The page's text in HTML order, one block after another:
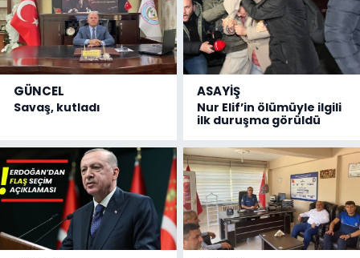
GÜNCEL
Savaş, kutladı
ASAYİŞ
Nur Elif’in ölümüyle ilgili
ilk duruşma görüldü